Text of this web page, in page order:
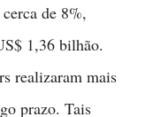
de 8%,
1,36 bilhão.
realizaram mais
prazo. Tais